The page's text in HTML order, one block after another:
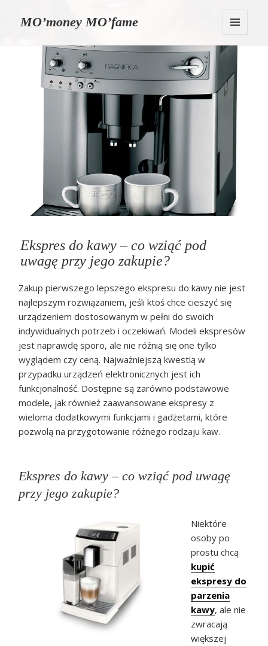
MO’money MO’fame
WIDGETY
Ekspres do kawy – co wziąć pod
uwagę przy jego zakupie?
Zakup pierwszego lepszego ekspresu do kawy nie jest
najlepszym rozwiązaniem, jeśli ktoś chce cieszyć się
urządzeniem dostosowanym w pełni do swoich
indywidualnych potrzeb i oczekiwań. Modeli ekspresów
jest naprawdę sporo, ale nie różnią się one tylko
wyglądem czy ceną. Najważniejszą kwestią w
przypadku urządzeń elektronicznych jest ich
funkcjonalność. Dostępne są zarówno podstawowe
modele, jak również zaawansowane ekspresy z
wieloma dodatkowymi funkcjami i gadżetami, które
pozwolą na przygotowanie różnego rodzaju kaw.
Ekspres do kawy – co wziąć pod uwagę
przy jego zakupie?
Niektóre
osoby po
prostu chcą
kupić
ekspresy do
parzenia
kawy, ale nie
zwracają
większej